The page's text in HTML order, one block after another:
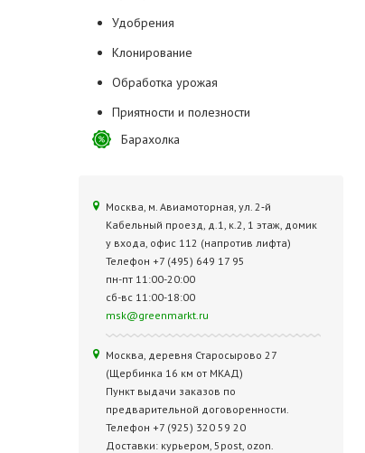
Удобрения
Клонирование
Обработка урожая
Приятности и полезности
Барахолка
Москва, м. Авиамоторная, ул. 2‑й
Кабельный проезд, д.1, к.2, 1 этаж, домик
у входа, офис 112 (напротив лифта)
Телефон +7 (495) 649 17 95
пн-пт 11:00-20:00
сб-вс 11:00-18:00
msk@greenmarkt.ru
Москва, деревня Старосырово 27
(Щербинка 16 км от МКАД)
Пункт выдачи заказов по
предварительной договоренности.
Телефон +7 (925) 320 59 20
Доставки: курьером, 5post, ozon.